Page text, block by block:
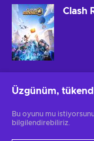
Clash
Üzgünüm,
Bu oyunu mu
bilgilendirebiliriz.